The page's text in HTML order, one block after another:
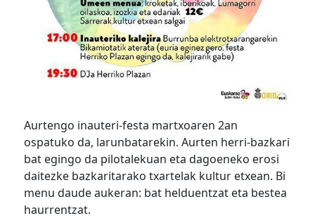
Aurtengo inauteri-festa martxoaren 2an
ospatuko da, larunbatarekin. Aurten herri-bazkari
bat egingo da pilotalekuan eta dagoeneko erosi
daitezke bazkaritarako txartelak kultur etxean. Bi
menu daude aukeran: bat helduentzat eta bestea
haurrentzat.